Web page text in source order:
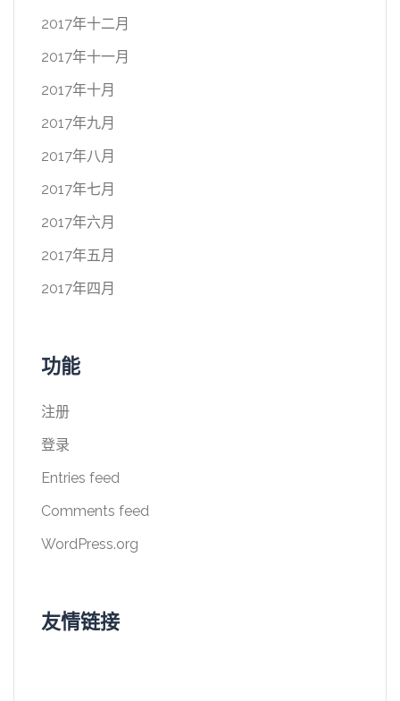
2017年十二月
2017年十一月
2017年十月
2017年九月
2017年八月
2017年七月
2017年六月
2017年五月
2017年四月
功能
注册
登录
Entries feed
Comments feed
WordPress.org
友情链接